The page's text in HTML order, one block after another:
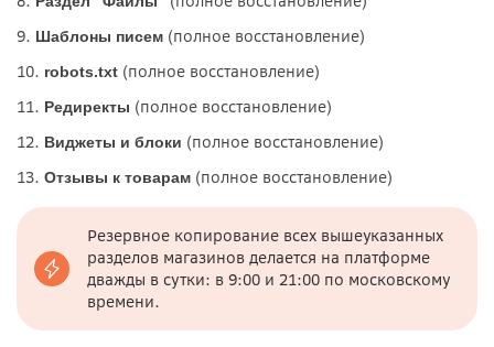
9. Шаблоны писем (полное восстановление)
10. robots.txt (полное восстановление)
11. Редиректы (полное восстановление)
12. Виджеты и блоки (полное восстановление)
13. Отзывы к товарам (полное восстановление)
Резервное копирование всех вышеуказанных
разделов магазинов делается на платформе
дважды в сутки: в 9:00 и 21:00 по московскому
времени.